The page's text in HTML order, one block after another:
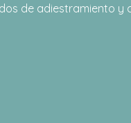
de adiestramiento y